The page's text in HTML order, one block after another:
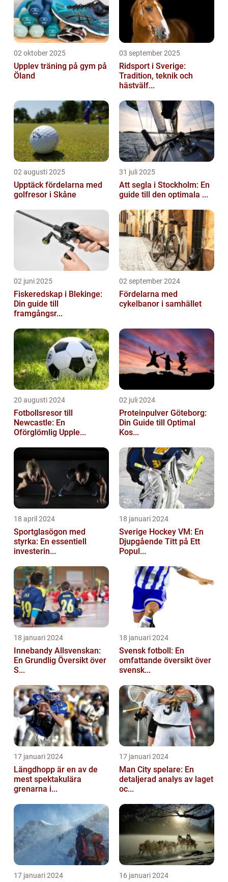
02 oktober 2025
Upplev träning på gym på
Öland
03 september 2025
Ridsport i Sverige:
Tradition, teknik och
hästvälf...
02 augusti 2025
Upptäck fördelarna med
golfresor i Skåne
31 juli 2025
Att segla i Stockholm: En
guide till den optimala ...
02 juni 2025
Fiskeredskap i Blekinge:
Din guide till
framgångsr...
02 september 2024
Fördelarna med
cykelbanor i samhället
20 augusti 2024
Fotbollsresor till
Newcastle: En
Oförglömlig Upple...
02 juli 2024
Proteinpulver Göteborg:
Din Guide till Optimal
Kos...
18 april 2024
Sportglasögon med
styrka: En essentiell
investerin...
18 januari 2024
Sverige Hockey VM: En
Djupgående Titt på Ett
Popul...
18 januari 2024
Innebandy Allsvenskan:
En Grundlig Översikt över
S...
18 januari 2024
Svensk fotboll: En
omfattande översikt över
svensk...
17 januari 2024
Längdhopp är en av de
mest spektakulära
grenarna i...
17 januari 2024
Man City spelare: En
detaljerad analys av laget
oc...
17 januari 2024 16 januari 2024